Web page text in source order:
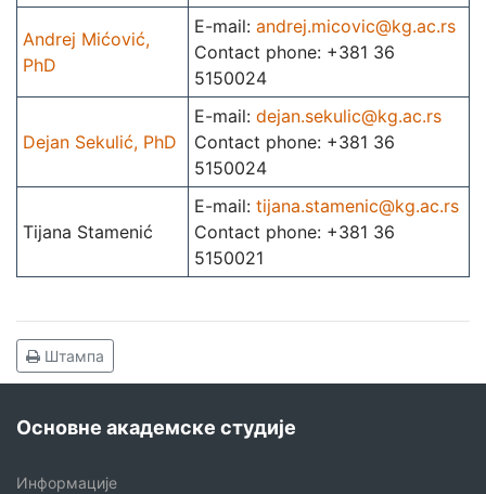
Andrej Mićović,
PhD
E-mail: andrej.micovic@kg.ac.rs
Contact phone: +381 36
5150024
Dejan Sekulić, PhD
E-mail: dejan.sekulic@kg.ac.rs
Contact phone: +381 36
5150024
Tijana Stamenić
E-mail: tijana.stamenic@kg.ac.rs
Contact phone: +381 36
5150021
Штампа
Основне академске студије
Информације